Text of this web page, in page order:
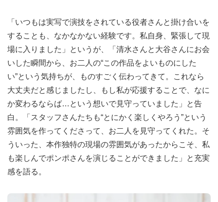
「いつもは実写で演技をされている役者さんと掛け合いを
することも、なかなかない経験です。私自身、緊張して現
場に入りました」というが、「清水さんと大谷さんにお会
いした瞬間から、お二人の“この作品をよいものにした
い”という気持ちが、ものすごく伝わってきて。これなら
大丈夫だと感じましたし、もし私が応援することで、なに
か変わるならば…という想いで見守っていました」と告
白。「スタッフさんたちも“とにかく楽しくやろう”という
雰囲気を作ってくださって、お二人を見守ってくれた。そ
ういった、本作独特の現場の雰囲気があったからこそ、私
も楽しんでポンポさんを演じることができました」と充実
感を語る。